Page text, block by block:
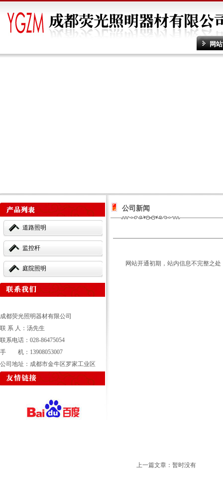
网
道路照明
监控杆
庭院照明
成都荧光照明器材有限公司
联 系 人：汤先生
联系电话：028-86475054
手 机：13908053007
公司地址：成都市金牛区罗家工业区
公司新闻
网站开通初期，站内信息不完整之
上一篇文章：暂时没有